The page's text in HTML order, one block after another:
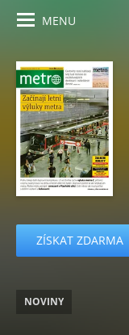
MENU
ZÍSKAT ZDARMA
NOVINY